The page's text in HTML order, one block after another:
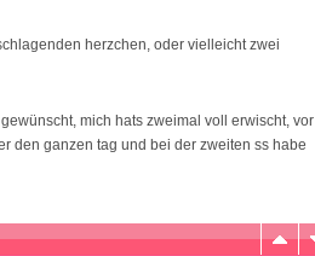
herzchen, oder vielleicht zwei
mich hats zweimal voll erwischt, vor
den ganzen tag und bei der zweiten ss habe